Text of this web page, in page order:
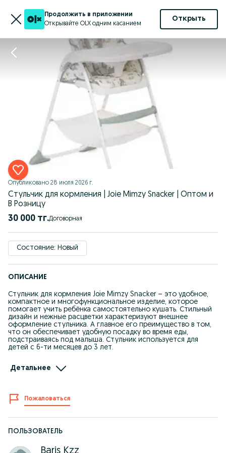
Продолжить в приложении
Открывайте OLX одним касанием
Открыть
Опубликовано 28 июля 2026 г.
Стульчик для кормления | Joie Mimzy Snacker | Оптом и
В Розницу
30 000 тг. Договорная
Состояние: Новый
ОПИСАНИЕ
Стульчик для кормления Joie Mimzy Snacker – это удобное,
компактное и многофункциональное изделие, которое
помогает учить ребёнка самостоятельно кушать. Стильный
дизайн и нежные расцветки характеризуют внешнее
оформление стульчика. А главное его преимущество в том,
что он обеспечивает удобную посадку во время еды,
подстраиваясь под малыша. Стульчик используется для
детей с 6-ти месяцев до 3 лет.
- Складывается и раскладывается быстро и компактно
сидения
- Стульчик устойчив в сложенном состоянии
- Очень компактный в сложенном состоянии
- Поднос устанавливается в 3-х положениях по высоте
- 3 уровня угла наклона спинки
- Большая и легкодоступная корзина
Детальнее
Пожаловаться
ПОЛЬЗОВАТЕЛЬ
Baris Kzz